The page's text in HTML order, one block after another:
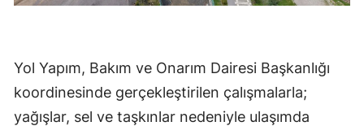
Yol Yapım, Bakım ve Onarım Dairesi Başkanlığı
koordinesinde gerçekleştirilen çalışmalarla;
yağışlar, sel ve taşkınlar nedeniyle ulaşımda